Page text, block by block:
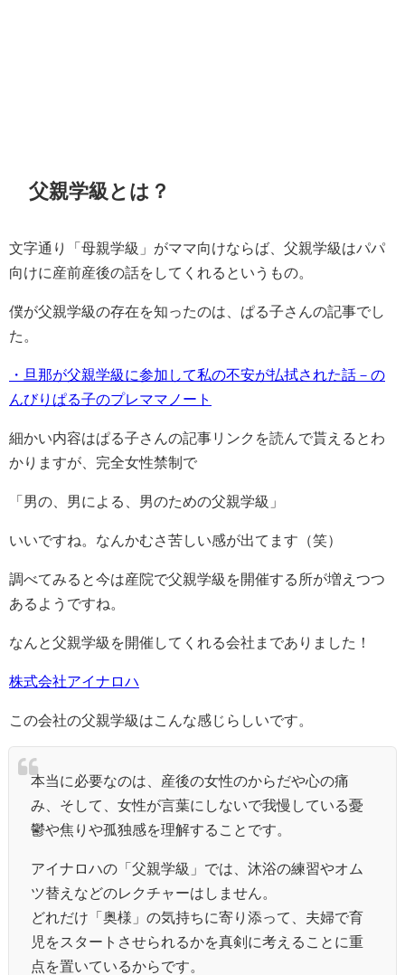
父親学級とは？
文字通り「母親学級」がママ向けならば、父親学級はパパ
向けに産前産後の話をしてくれるというもの。
僕が父親学級の存在を知ったのは、ぱる子さんの記事でし
た。
・旦那が父親学級に参加して私の不安が払拭された話－の
んびりぱる子のプレママノート
細かい内容はぱる子さんの記事リンクを読んで貰えるとわ
かりますが、完全女性禁制で
「男の、男による、男のための父親学級」
いいですね。なんかむさ苦しい感が出てます（笑）
調べてみると今は産院で父親学級を開催する所が増えつつ
あるようですね。
なんと父親学級を開催してくれる会社までありました！
株式会社アイナロハ
この会社の父親学級はこんな感じらしいです。
本当に必要なのは、産後の女性のからだや心の痛
み、そして、女性が言葉にしないで我慢している憂
鬱や焦りや孤独感を理解することです。
アイナロハの「父親学級」では、沐浴の練習やオム
ツ替えなどのレクチャーはしません。
どれだけ「奥様」の気持ちに寄り添って、夫婦で育
児をスタートさせられるかを真剣に考えることに重
点を置いているからです。